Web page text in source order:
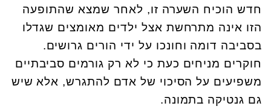
חדש הוכיח השערה זו, לאחר שמצא שהתופעה
הזו אינה מתרחשת אצל ילדים מאומצים שגדלו
בסביבה דומה וחונכו על ידי הורים גרושים.
חוקרים מניחים כעת כי לא רק גורמים סביבתיים
משפיעים על הסיכוי של אדם להתגרש, אלא שיש
גם גנטיקה בתמונה.